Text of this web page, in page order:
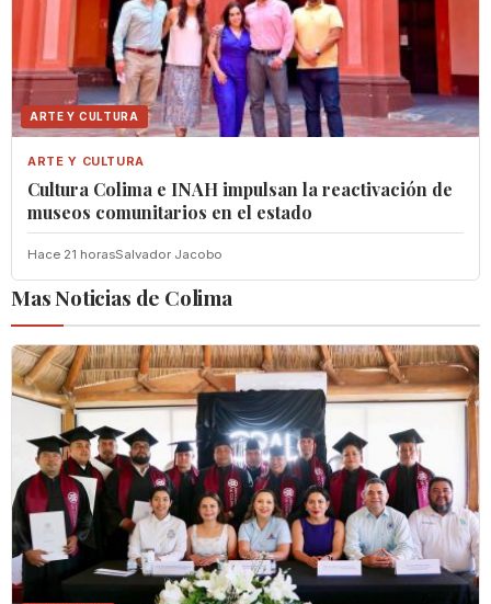
ARTE Y CULTURA
ARTE Y CULTURA
Cultura Colima e INAH impulsan la reactivación de
museos comunitarios en el estado
Hace 21 horasSalvador Jacobo
Mas Noticias de Colima